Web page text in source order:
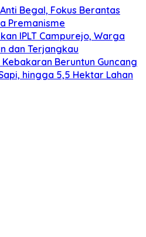
Begal, Fokus Berantas
Premanisme
IPLT Campurejo, Warga
dan Terjangkau
Beruntun Guncang
hingga 5,5 Hektar Lahan